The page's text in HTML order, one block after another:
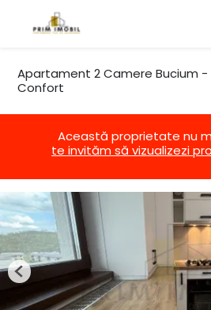
Apartament 2 Camere Bucium -
Confort
Această proprietate nu
te invităm să vizualizezi
Previous